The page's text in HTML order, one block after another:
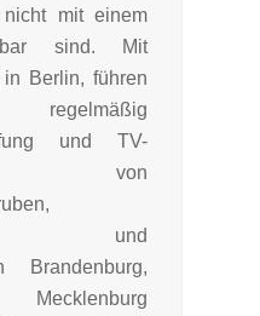
nicht mit einem
sind. Mit
Berlin, führen
und TV-
von
und
Brandenburg,